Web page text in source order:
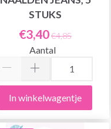
STUKS
€3,40€4,85
Aantal
In winkelwagentje